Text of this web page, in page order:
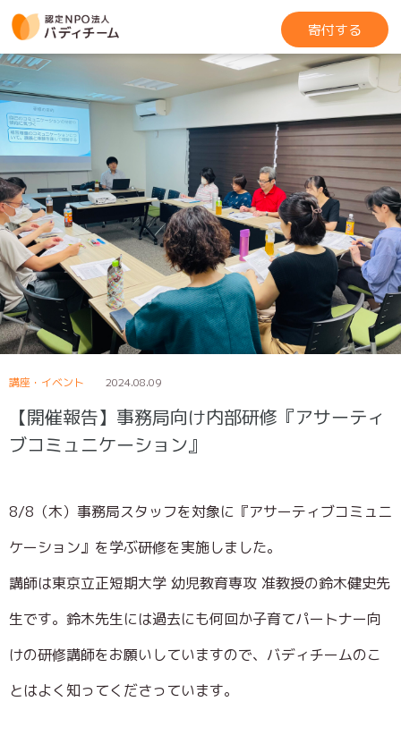
寄付する
講座・イベント 2024.08.09
【開催報告】事務局向け内部研修『アサーティ
ブコミュニケーション』
8/8（木）事務局スタッフを対象に『アサーティブコミュニ
ケーション』を学ぶ研修を実施しました。
講師は東京立正短期大学 幼児教育専攻 准教授の鈴木健史先
生です。鈴木先生には過去にも何回か子育てパートナー向
けの研修講師をお願いしていますので、バディチームのこ
とはよく知ってくださっています。